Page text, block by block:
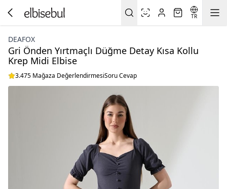
TR
DEAFOX
Gri Önden Yırtmaçlı Düğme Detay Kısa Kollu
Krep Midi Elbise
3.475 Mağaza DeğerlendirmesiSoru Cevap